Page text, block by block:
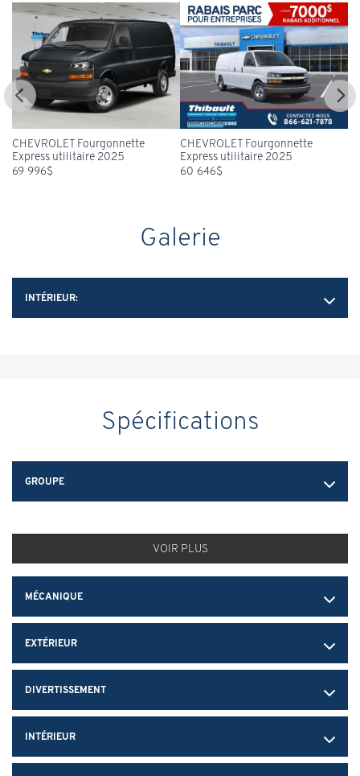
CHEVROLET Fourgonnette
Express utilitaire 2025
60 646
CHEVROLET Fourgonnette
Express utilitaire 2025
60 646
Galerie
INTÉRIEUR:
Spécifications
GROUPE
VOIR PLUS
MÉCANIQUE
EXTÉRIEUR
DIVERTISSEMENT
INTÉRIEUR